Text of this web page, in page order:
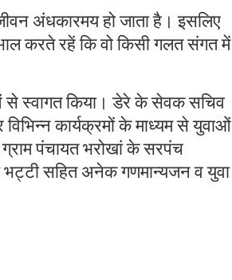
अंधकारमय हो जाता है। इसलिए
करते रहें कि वो किसी गलत संगत में
से स्वागत किया। डेरे के सेवक सचिव
विभिन्न कार्यक्रमों के माध्यम से युवाओं
पंचायत भरोखां के सरपंच
सहित अनेक गणमान्यजन व युवा